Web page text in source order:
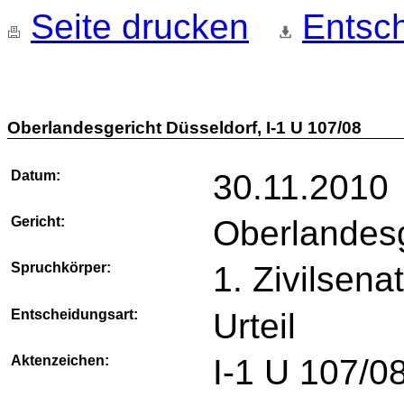
Seite drucken
Oberlandesgericht Düsseldorf, I-1 U 107/08
Datum: 30.11.2010
Gericht:
Spruchkörper: 1. Zivilsenat
Entscheidungsart: Urteil
Aktenzeichen: I-1 U 107/